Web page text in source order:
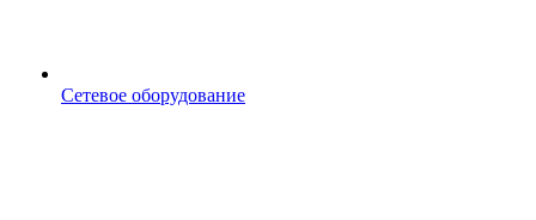
Сетевое оборудование